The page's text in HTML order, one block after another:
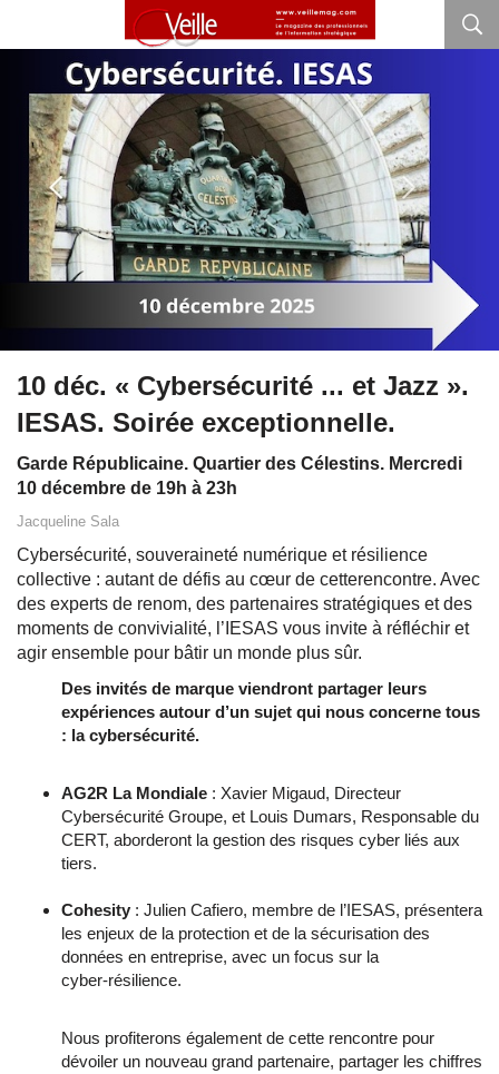
10 déc. « Cybersécurité ... et Jazz ».
IESAS. Soirée exceptionnelle.
Garde Républicaine. Quartier des Célestins. Mercredi
10 décembre de 19h à 23h
Jacqueline Sala
Cybersécurité, souveraineté numérique et résilience
collective : autant de défis au cœur de cetterencontre. Avec
des experts de renom, des partenaires stratégiques et des
moments de convivialité, l’IESAS vous invite à réfléchir et
agir ensemble pour bâtir un monde plus sûr.
Des invités de marque viendront partager leurs
expériences autour d’un sujet qui nous concerne tous
: la cybersécurité.
AG2R La Mondiale : Xavier Migaud, Directeur
Cybersécurité Groupe, et Louis Dumars, Responsable du
CERT, aborderont la gestion des risques cyber liés aux
tiers.
Cohesity : Julien Cafiero, membre de l’IESAS, présentera
les enjeux de la protection et de la sécurisation des
données en entreprise, avec un focus sur la
cyber‑résilience.
Nous profiterons également de cette rencontre pour
dévoiler un nouveau grand partenaire, partager les chiffres